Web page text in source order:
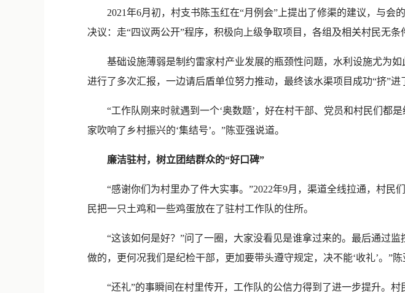
2021年6月初，村支书陈玉红在“月例会”上提出了修渠的建议，与会
决议：走“四议两公开”程序，积极向上级争取项目，各组及相关村民无条
基础设施薄弱是制约雷家村产业发展的瓶颈性问题，水利设施尤为如
进行了多次汇报，一边请后盾单位努力推动，最终该水渠项目成功“挤”进
“工作队刚来时就遇到一个‘奥数题’，好在村干部、党员和村民们都是
家吹响了乡村振兴的‘集结号’。”陈亚强说道。
廉洁驻村，树立团结群众的“好口碑”
“感谢你们为村里办了件大实事。”2022年9月，渠道全线拉通，村民
民把一只土鸡和一些鸡蛋放在了驻村工作队的住所。
“这该如何是好？”问了一圈，大家没看见是谁拿过来的。最后通过监
做的，更何况我们是纪检干部，更加要带头遵守规定，决不能‘收礼’。”
“还礼”的事瞬间在村里传开，工作队的公信力得到了进一步提升。村